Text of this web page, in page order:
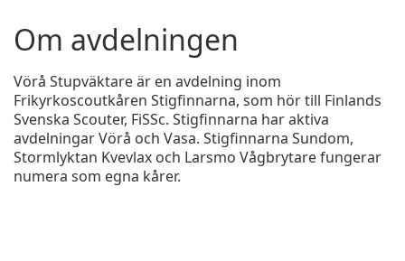
Om avdelningen
Vörå Stupväktare är en avdelning inom
Frikyrkoscoutkåren Stigfinnarna, som hör till Finlands
Svenska Scouter, FiSSc. Stigfinnarna har aktiva
avdelningar Vörå och Vasa. Stigfinnarna Sundom,
Stormlyktan Kvevlax och Larsmo Vågbrytare fungerar
numera som egna kårer.